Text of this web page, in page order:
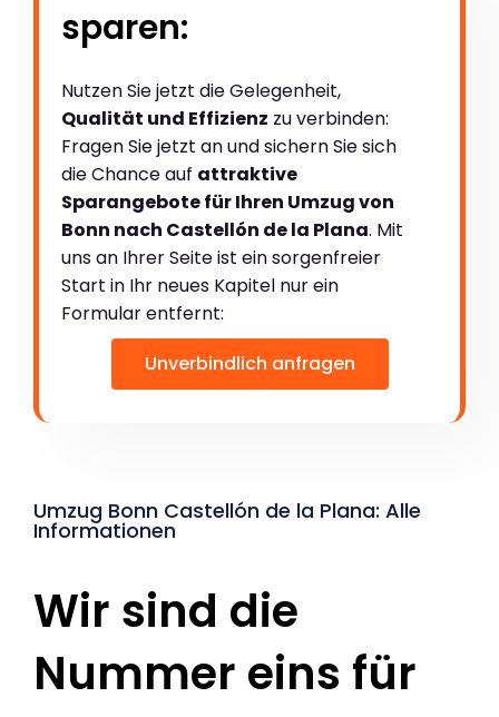
sparen:
Nutzen Sie jetzt die Gelegenheit,
Qualität und Effizienz zu verbinden:
Fragen Sie jetzt an und sichern Sie sich
die Chance auf attraktive
Sparangebote für Ihren Umzug von
Bonn nach Castellón de la Plana. Mit
uns an Ihrer Seite ist ein sorgenfreier
Start in Ihr neues Kapitel nur ein
Formular entfernt:
Unverbindlich anfragen
Umzug Bonn Castellón de la Plana: Alle
Informationen
Wir sind die
Nummer eins für